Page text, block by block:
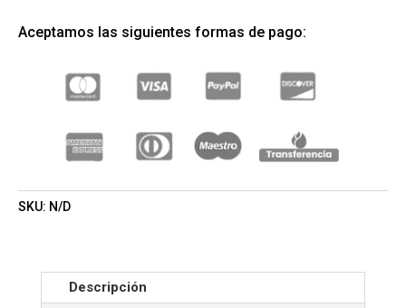
PARFUM
ARMANI)
(MUJER)
Aceptamos las siguientes formas de pago:
SKU: N/D
Descripción